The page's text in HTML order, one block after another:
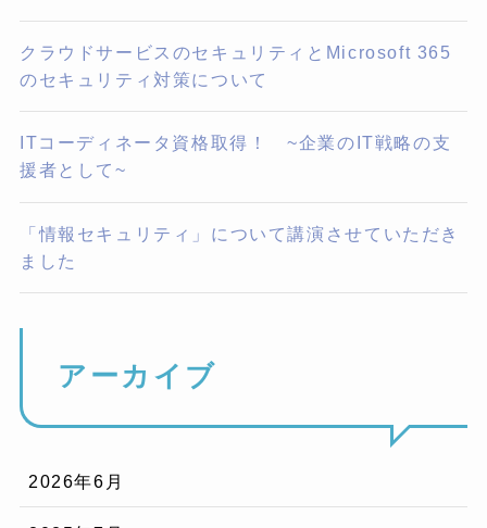
クラウドサービスのセキュリティとMicrosoft 365
のセキュリティ対策について
ITコーディネータ資格取得！ ~企業のIT戦略の支
援者として~
「情報セキュリティ」について講演させていただき
ました
アーカイブ
2026年6月